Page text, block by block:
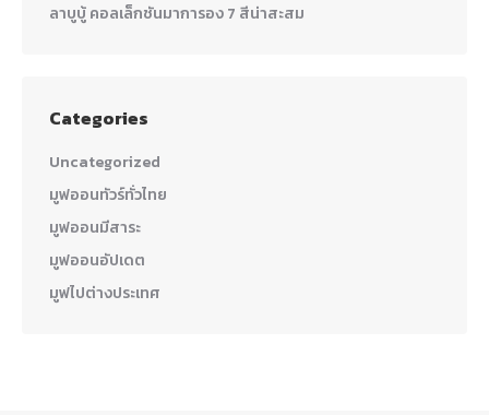
ลาบูบู้ คอลเล็กชันมาการอง 7 สีน่าสะสม
Categories
Uncategorized
มูฟออนทัวร์ทั่วไทย
มูฟออนมีสาระ
มูฟออนอัปเดต
มูฟไปต่างประเทศ